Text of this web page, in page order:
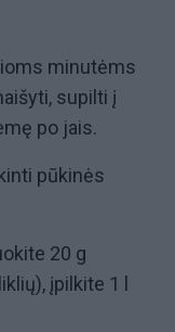
minutėms
supilti į
po jais.
pūkinės
20 g
įpilkite 1 l